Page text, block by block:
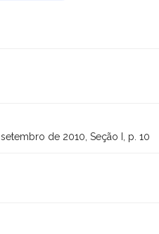
de 2010, Seção I, p. 10